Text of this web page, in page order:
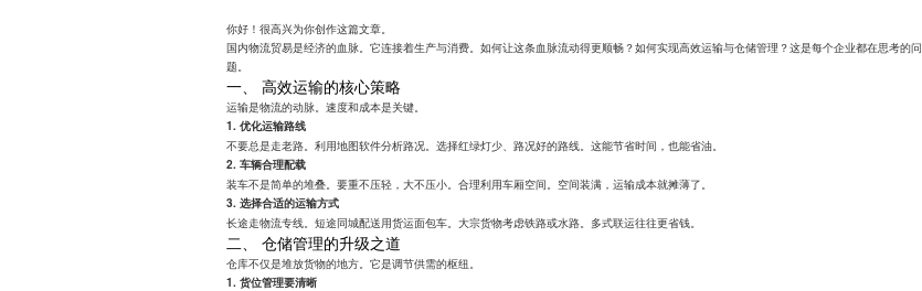
你好！很高兴为你创作这篇文章。
国内物流贸易是经济的血脉。它连接着生产与消费。如何让这条血脉流动得更顺畅？如何实现高效运输与仓储管理？这是每个企业都在思考的问
题。
一、 高效运输的核心策略
运输是物流的动脉。速度和成本是关键。
1. 优化运输路线
不要总是走老路。利用地图软件分析路况。选择红绿灯少、路况好的路线。这能节省时间，也能省油。
2. 车辆合理配载
装车不是简单的堆叠。要重不压轻，大不压小。合理利用车厢空间。空间装满，运输成本就摊薄了。
3. 选择合适的运输方式
长途走物流专线。短途同城配送用货运面包车。大宗货物考虑铁路或水路。多式联运往往更省钱。
二、 仓储管理的升级之道
仓库不仅是堆放货物的地方。它是调节供需的枢纽。
1. 货位管理要清晰